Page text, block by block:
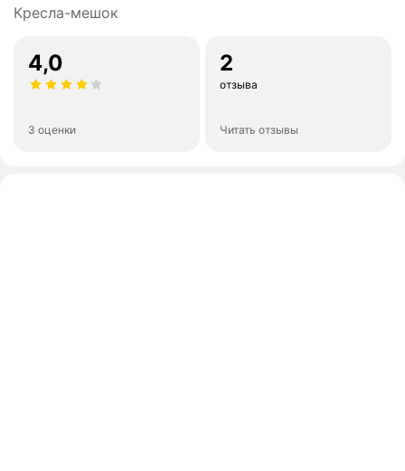
Кресла-мешок
4,0
3 оценки
2
отзыва
Читать отзывы